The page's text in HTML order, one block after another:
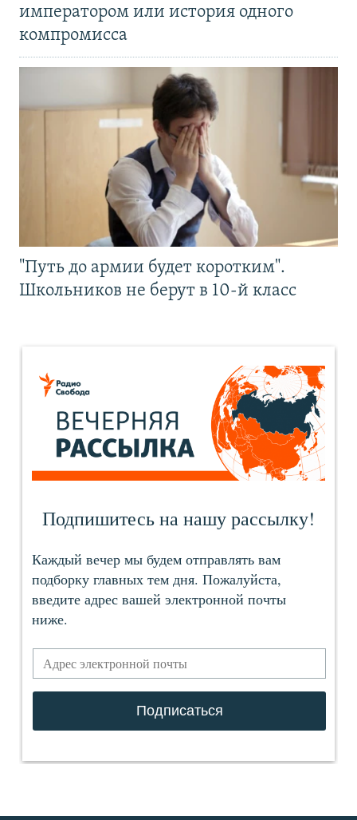
императором или история одного
компромисса
"Путь до армии будет коротким".
Школьников не берут в 10-й класс